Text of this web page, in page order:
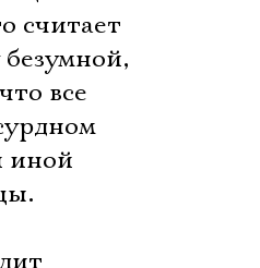
считает
все
иной